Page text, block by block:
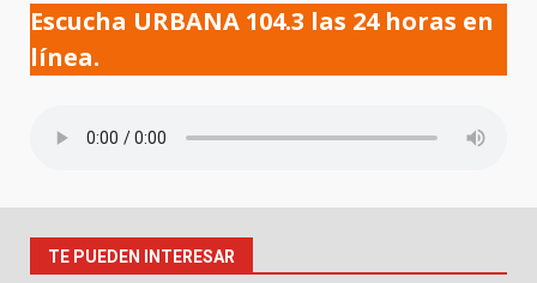
Escucha URBANA 104.3 las 24 horas en
línea.
TE PUEDEN INTERESAR